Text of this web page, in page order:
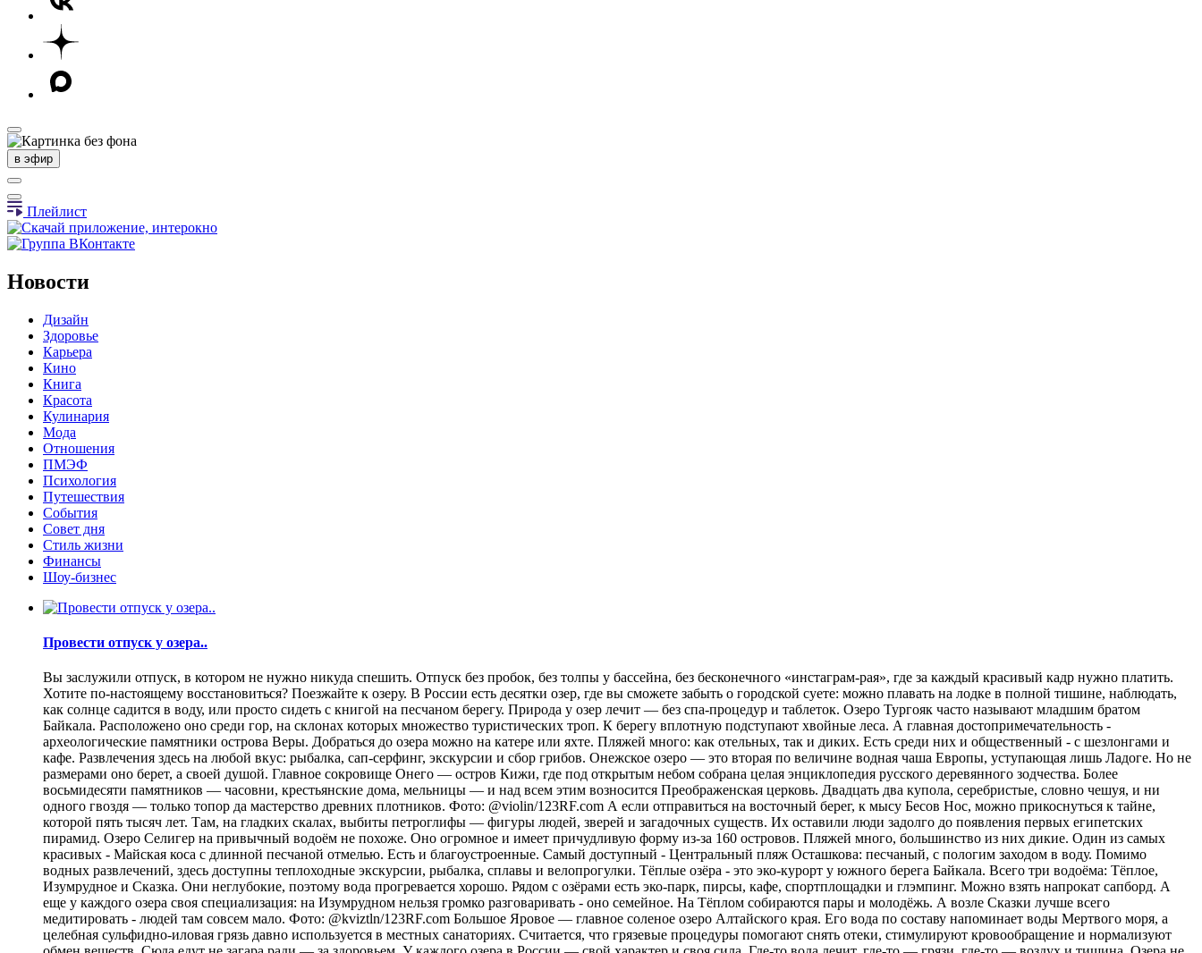
в эфир
Плейлист
Новости
Дизайн
Здоровье
Карьера
Кино
Книга
Красота
Кулинария
Мода
Отношения
ПМЭФ
Психология
Путешествия
События
Совет дня
Стиль жизни
Финансы
Шоу-бизнес
Провести отпуск у озера..
Вы заслужили отпуск, в котором не нужно никуда спешить. Отпуск без пробок, без толпы у бассейна, без бесконечного «инстаграм-рая», где за каждый красивый кадр нужно платить.
Хотите по-настоящему восстановиться? Поезжайте к озеру. В России есть десятки озер, где вы сможете забыть о городской суете: можно плавать на лодке в полной тишине, наблюдать,
как солнце садится в воду, или просто сидеть с книгой на песчаном берегу. Природа у озер лечит — без спа-процедур и таблеток. Озеро Тургояк часто называют младшим братом
Байкала. Расположено оно среди гор, на склонах которых множество туристических троп. К берегу вплотную подступают хвойные леса. А главная достопримечательность -
археологические памятники острова Веры. Добраться до озера можно на катере или яхте. Пляжей много: как отельных, так и диких. Есть среди них и общественный - с шезлонгами и
кафе. Развлечения здесь на любой вкус: рыбалка, сап-серфинг, экскурсии и сбор грибов. Онежское озеро — это вторая по величине водная чаша Европы, уступающая лишь Ладоге. Но не
размерами оно берет, а своей душой. Главное сокровище Онего — остров Кижи, где под открытым небом собрана целая энциклопедия русского деревянного зодчества. Более
восьмидесяти памятников — часовни, крестьянские дома, мельницы — и над всем этим возносится Преображенская церковь. Двадцать два купола, серебристые, словно чешуя, и ни
одного гвоздя — только топор да мастерство древних плотников. Фото: @violin/123RF.com А если отправиться на восточный берег, к мысу Бесов Нос, можно прикоснуться к тайне,
которой пять тысяч лет. Там, на гладких скалах, выбиты петроглифы — фигуры людей, зверей и загадочных существ. Их оставили люди задолго до появления первых египетских
пирамид. Озеро Селигер на привычный водоём не похоже. Оно огромное и имеет причудливую форму из-за 160 островов. Пляжей много, большинство из них дикие. Один из самых
красивых - Майская коса с длинной песчаной отмелью. Есть и благоустроенные. Самый доступный - Центральный пляж Осташкова: песчаный, с пологим заходом в воду. Помимо
водных развлечений, здесь доступны теплоходные экскурсии, рыбалка, сплавы и велопрогулки. Тёплые озёра - это эко-курорт у южного берега Байкала. Всего три водоёма: Тёплое,
Изумрудное и Сказка. Они неглубокие, поэтому вода прогревается хорошо. Рядом с озёрами есть эко-парк, пирсы, кафе, спортплощадки и глэмпинг. Можно взять напрокат сапборд. А
еще у каждого озера своя специализация: на Изумрудном нельзя громко разговаривать - оно семейное. На Тёплом собираются пары и молодёжь. А возле Сказки лучше всего
медитировать - людей там совсем мало. Фото: @kviztln/123RF.com Большое Яровое — главное соленое озеро Алтайского края. Его вода по составу напоминает воды Мертвого моря, а
целебная сульфидно-иловая грязь давно используется в местных санаториях. Считается, что грязевые процедуры помогают снять отеки, стимулируют кровообращение и нормализуют